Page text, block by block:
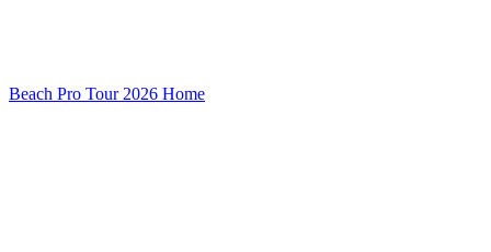
Beach Pro Tour 2026 Home